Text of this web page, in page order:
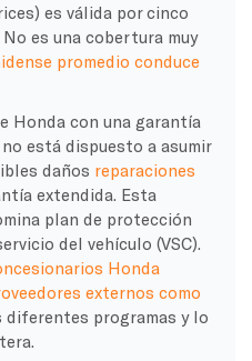
es válida por cinco
es una cobertura muy
promedio conduce
Honda con una garantía
está dispuesto a asumir
daños reparaciones
extendida. Esta
plan de protección
del vehículo (VSC).
Honda
externos como
diferentes programas y lo